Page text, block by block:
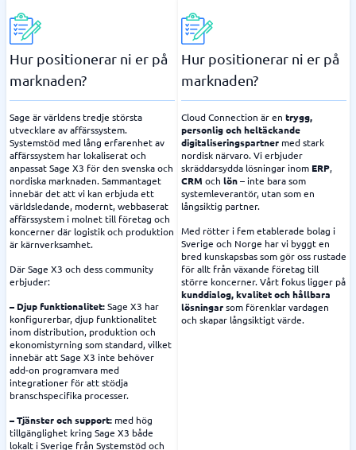
Hur positionerar ni er på
marknaden?
Sage är världens tredje största
utvecklare av affärssystem.
Systemstöd med lång erfarenhet av
affärssystem har lokaliserat och
anpassat Sage X3 för den svenska och
nordiska marknaden. Sammantaget
innebär det att vi kan erbjuda ett
världsledande, modernt, webbaserat
affärssystem i molnet till företag och
koncerner där logistik och produktion
är kärnverksamhet.
Där Sage X3 och dess community
erbjuder:
– Djup funktionalitet:Sage X3 har
konfigurerbar, djup funktionalitet
inom distribution, produktion och
ekonomistyrning som standard, vilket
innebär att Sage X3 inte behöver
add-on programvara med
integrationer för att stödja
branschspecifika processer.
– Tjänster och support: med hög
tillgänglighet kring Sage X3 både
lokalt i Sverige från Systemstöd och
Hur positionerar ni er på
marknaden?
Cloud Connection är en trygg,
personlig och heltäckande
digitaliseringspartner med stark
nordisk närvaro. Vi erbjuder
skräddarsydda lösningar inom ERP,
CRM och lön– inte bara som
systemleverantör, utan som en
långsiktig partner.
Med rötter i fem etablerade bolag i
Sverige och Norge har vi byggt en
bred kunskapsbas som gör oss rustade
för allt från växande företag till
större koncerner. Vårt fokus ligger på
kunddialog, kvalitet och hållbara
lösningarsom förenklar vardagen
och skapar långsiktigt värde.